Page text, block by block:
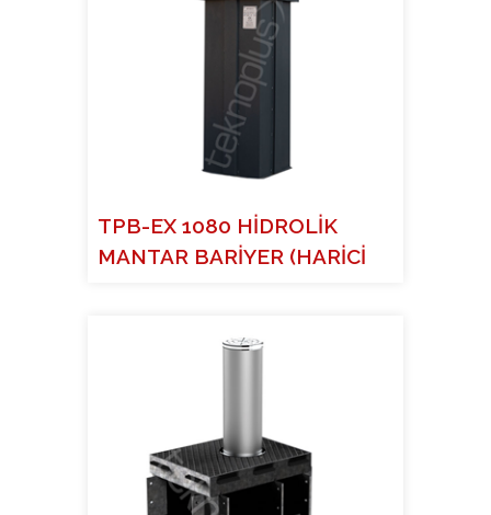
TPB-EX 1080 HİDROLİK
MANTAR BARİYER (HARİCİ